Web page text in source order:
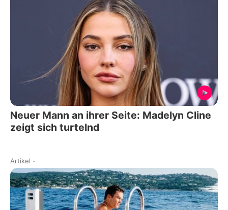
Neuer Mann an ihrer Seite: Madelyn Cline
zeigt sich turtelnd
Artikel -